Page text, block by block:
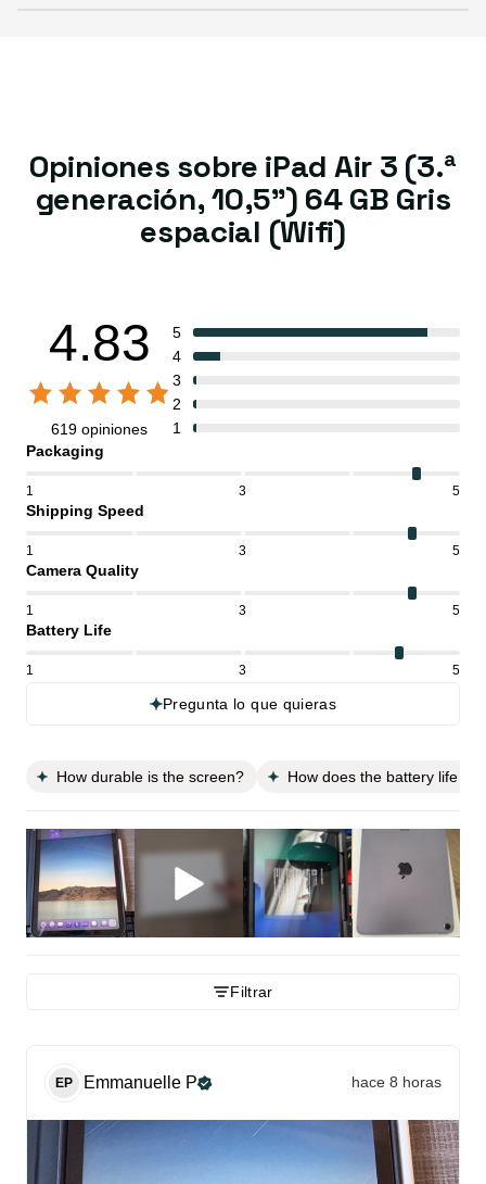
Opiniones sobre iPad Air 3 (3.ª
generación, 10,5") 64 GB Gris
espacial (Wifi)
4.83
619 opiniones
5
4
3
2
1
Packaging
1 3 5
Shipping Speed
1 3 5
Camera Quality
1 3 5
Battery Life
1 3 5
Pregunta lo que quieras
How durable is the screen? How does the battery life
Filtrar
EP Emmanuelle P hace 8 horas